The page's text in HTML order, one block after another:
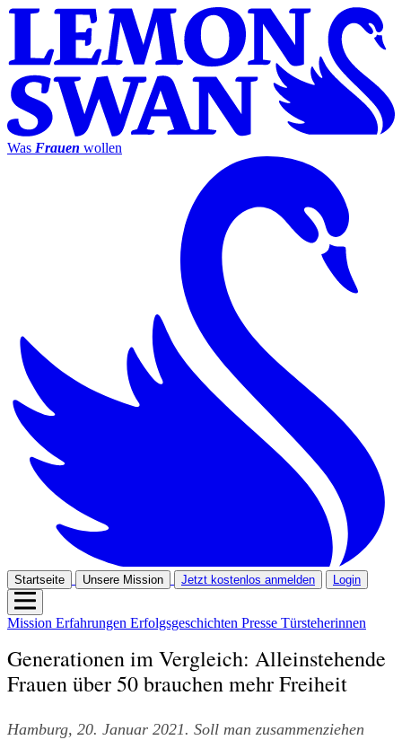
Was Frauen wollen
Startseite Unsere Mission Jetzt kostenlos anmelden Login
Mission Erfahrungen Erfolgsgeschichten Presse Türsteherinnen
Generationen im Vergleich: Alleinstehende
Frauen über 50 brauchen mehr Freiheit
Hamburg, 20. Januar 2021. Soll man zusammenziehen